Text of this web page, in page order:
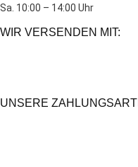
Sa. 10:00 – 14:00 Uhr
WIR VERSENDEN MIT:
UNSERE